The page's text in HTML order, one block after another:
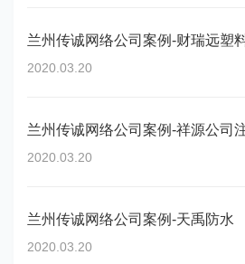
兰州传诚网络公司案例-财瑞远塑
2020.03.20
兰州传诚网络公司案例-祥源公司
2020.03.20
兰州传诚网络公司案例-天禹防水
2020.03.20